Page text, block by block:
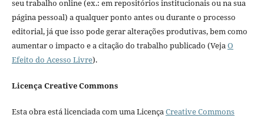
seu trabalho online (ex.: em repositórios institucionais ou na sua
página pessoal) a qualquer ponto antes ou durante o processo
editorial, já que isso pode gerar alterações produtivas, bem como
aumentar o impacto e a citação do trabalho publicado (VejaO
Efeito do Acesso Livre).
Licença Creative Commons
Esta obra está licenciada com uma LicençaCreative Commons